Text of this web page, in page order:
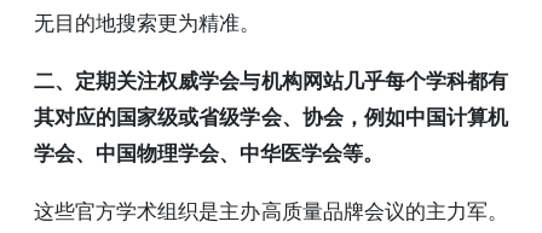
无目的地搜索更为精准。
二、定期关注权威学会与机构网站几乎每个学科都有
其对应的国家级或省级学会、协会，例如中国计算机
学会、中国物理学会、中华医学会等。
这些官方学术组织是主办高质量品牌会议的主力军。